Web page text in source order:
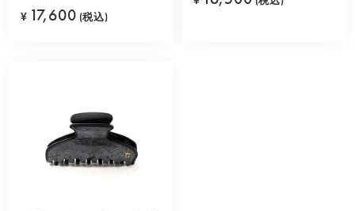
¥ 17,600 (税込)